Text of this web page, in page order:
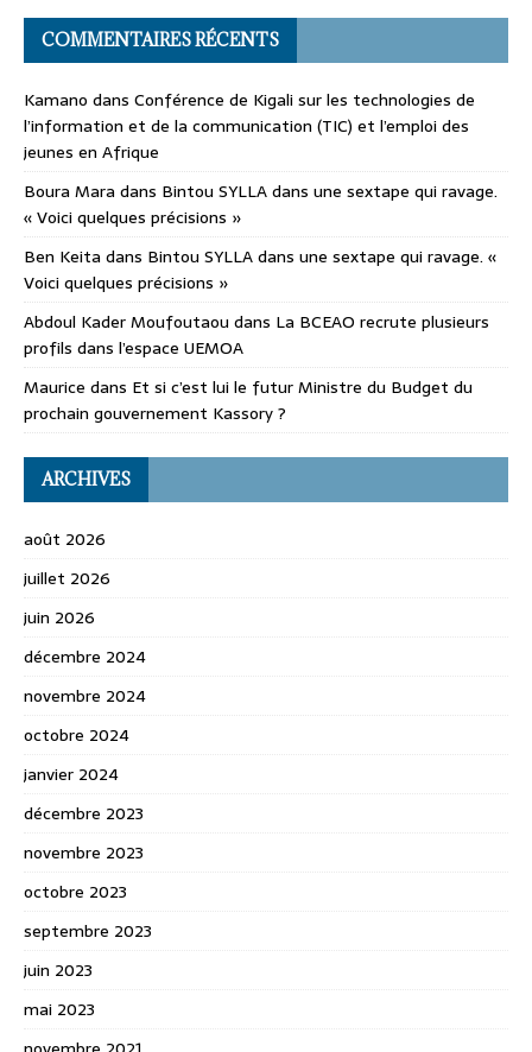
COMMENTAIRES RÉCENTS
Kamano dans Conférence de Kigali sur les technologies de
l’information et de la communication (TIC) et l’emploi des
jeunes en Afrique
Boura Mara dans Bintou SYLLA dans une sextape qui ravage.
« Voici quelques précisions »
Ben Keita dans Bintou SYLLA dans une sextape qui ravage. «
Voici quelques précisions »
Abdoul Kader Moufoutaou dans La BCEAO recrute plusieurs
profils dans l’espace UEMOA
Maurice dans Et si c’est lui le futur Ministre du Budget du
prochain gouvernement Kassory ?
ARCHIVES
août 2026
juillet 2026
juin 2026
décembre 2024
novembre 2024
octobre 2024
janvier 2024
décembre 2023
novembre 2023
octobre 2023
septembre 2023
juin 2023
mai 2023